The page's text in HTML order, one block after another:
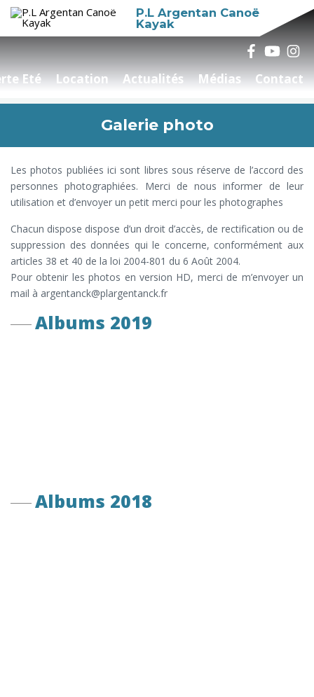
P.L Argentan Canoë
Kayak
Eté Location Actualités Médias Contact
Galerie photo
Les photos publiées ici sont libres sous réserve de l’accord des
personnes photographiées. Merci de nous informer de leur
utilisation et d’envoyer un petit merci pour les photographes
Chacun dispose dispose d’un droit d’accès, de rectification ou de
suppression des données qui le concerne, conformément aux
articles 38 et 40 de la loi 2004-801 du 6 Août 2004.
Pour obtenir les photos en version HD, merci de m’envoyer un
mail à argentanck@plargentanck.fr
Albums 2019
Albums 2018